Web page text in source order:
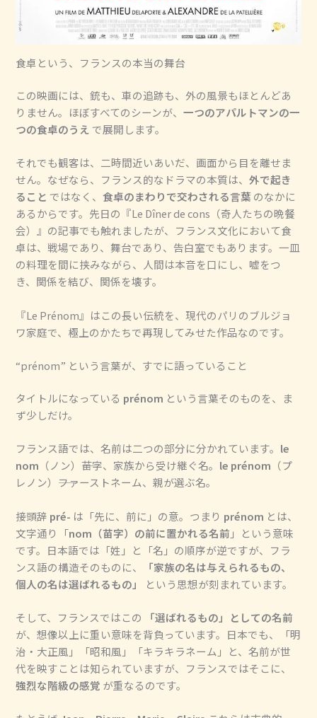
食卓という、フランスの本当の舞台
この映画には、銃も、車の追跡も、外の風景もほとんどあ
りません。ほぼすべてのシーンが、一つのアパルトマンの一
つの食卓のうえ で展開します。
それでも観客は、二時間近いあいだ、画面から目を離せま
せん。なぜなら、フランス的なドラマの本質は、外で起き
ること ではなく、食卓のまわりで交わされる言葉 のなかに
あるからです。先日の『Le Dîner de cons（奇人たちの晩餐
会）』の記事でも触れましたが、フランス文化において食
卓は、戦場であり、舞台であり、告白室でもあります。一皿
の料理を間に挟みながら、人間は本音を口にし、嘘をつ
き、関係を結び、関係を壊す。
『Le Prénom』はこの長い伝統を、現代のパリのブルジョ
ワ家庭で、極上のかたちで再現してみせた作品なのです。
“prénom” という言葉が、すでに語っていること
タイトルになっている prénom という言葉そのものを、ま
ず少しだけ。
フランス語では、名前は二つの部分に分かれています。 le
nom （ノン）――苗字、家族から受け継ぐ名。 le prénom （プ
レノン）――ファーストネーム、親が選ぶ名。
接頭辞 pré- は「先に、前に」の意。つまり prénom とは、
文字通り「nom（苗字）の前に置かれる名前 」という意味
です。日本語では「姓」と「名」の順序が逆ですが、フラ
ンス語の構造そのものに、
「家族の名は与えられるもの、
個人の名は選ばれるもの」
という思想が刻まれています。
そして、フランスではこの
「選ばれるもの」としての名前
が、想像以上に重い意味を背負っています。日本でも、「明
治・大正風」「昭和風」「キラキラネーム」と、名前が世
代を映すことは知られていますが、フランスではそこに、
強烈な階級の感覚 が重なるのです。